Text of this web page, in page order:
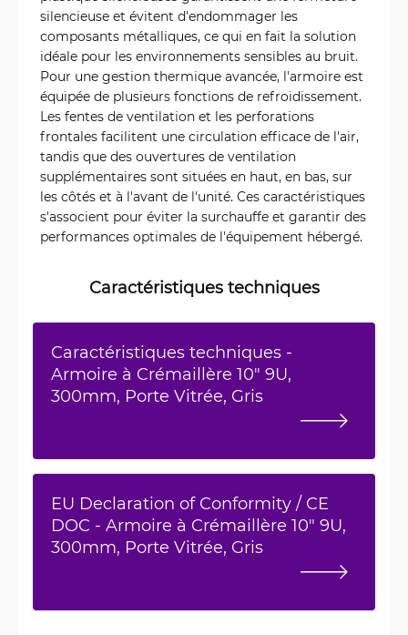
silencieuse et évitent d'endommager les
composants métalliques, ce qui en fait la solution
idéale pour les environnements sensibles au bruit.
Pour une gestion thermique avancée, l'armoire est
équipée de plusieurs fonctions de refroidissement.
Les fentes de ventilation et les perforations
frontales facilitent une circulation efficace de l'air,
tandis que des ouvertures de ventilation
supplémentaires sont situées en haut, en bas, sur
les côtés et à l'avant de l'unité. Ces caractéristiques
s'associent pour éviter la surchauffe et garantir des
performances optimales de l'équipement hébergé.
Caractéristiques techniques
Caractéristiques techniques -
Armoire à Crémaillère 10" 9U,
300mm, Porte Vitrée, Gris
EU Declaration of Conformity / CE
DOC - Armoire à Crémaillère 10" 9U,
300mm, Porte Vitrée, Gris